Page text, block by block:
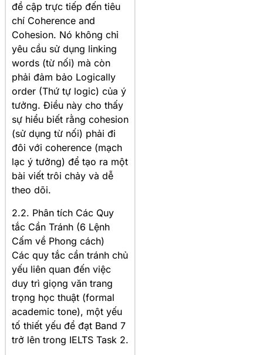
đề cập trực tiếp đến tiêu
chí Coherence and
Cohesion. Nó không chỉ
yêu cầu sử dụng linking
words (từ nối) mà còn
phải đảm bảo Logically
order (Thứ tự logic) của ý
tưởng. Điều này cho thấy
sự hiểu biết rằng cohesion
(sử dụng từ nối) phải đi
đôi với coherence (mạch
lạc ý tưởng) để tạo ra một
bài viết trôi chảy và dễ
theo dõi.
2.2. Phân tích Các Quy
tắc Cần Tránh (6 Lệnh
Cấm về Phong cách)
Các quy tắc cần tránh chủ
yếu liên quan đến việc
duy trì giọng văn trang
trọng học thuật (formal
academic tone), một yếu
tố thiết yếu để đạt Band 7
trở lên trong IELTS Task 2.